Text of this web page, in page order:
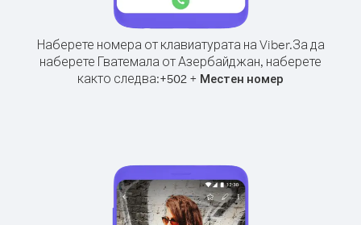
Наберете номера от клавиатурата на Viber.За да
наберете Гватемала от Азербайджан, наберете
както следва:+502 + Местен номер